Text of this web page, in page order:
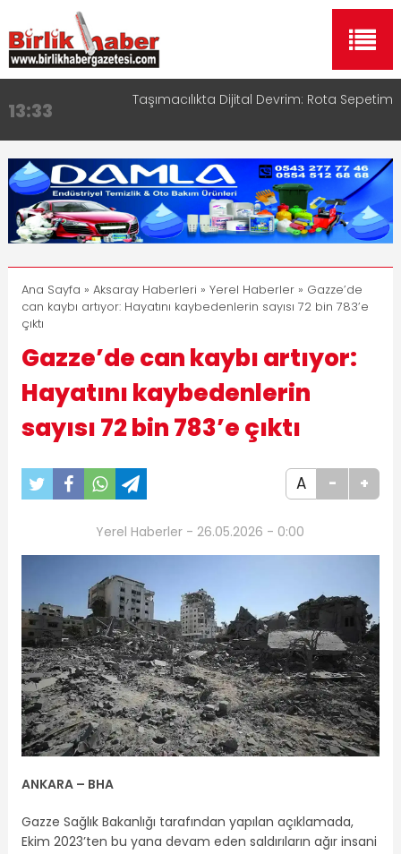
13:33 Taşımacılıkta Dijital Devrim: Rota Sepetim
17:15
Aksaray OSB Bölge Müdürü Makam Koltuğunu
Çocuklara Bıraktı
16:00
Aksaray Esnaf Rehberi ile Google ve Yapay Zeka
Aramalarında Öne Çıkın
8:23 Aksaray Esnaf Rehberi Hizmete Girdi
11:30
Birlikhaber.com Yayın Hayatına Başladı | Hızlı ve
Akıllı Haber Platformu
Ana Sayfa » Aksaray Haberleri » Yerel Haberler» Gazze’de
can kaybı artıyor: Hayatını kaybedenlerin sayısı 72 bin 783’e
çıktı
Gazze’de can kaybı artıyor:
Hayatını kaybedenlerin
sayısı 72 bin 783’e çıktı
A - +
Yerel Haberler - 26.05.2026 - 0:00
ANKARA – BHA
Gazze Sağlık Bakanlığı tarafından yapılan açıklamada,
Ekim 2023’ten bu yana devam eden saldırıların ağır insani